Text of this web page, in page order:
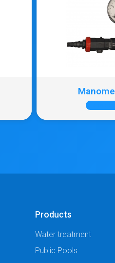
Products
Water treatment
Public Pools